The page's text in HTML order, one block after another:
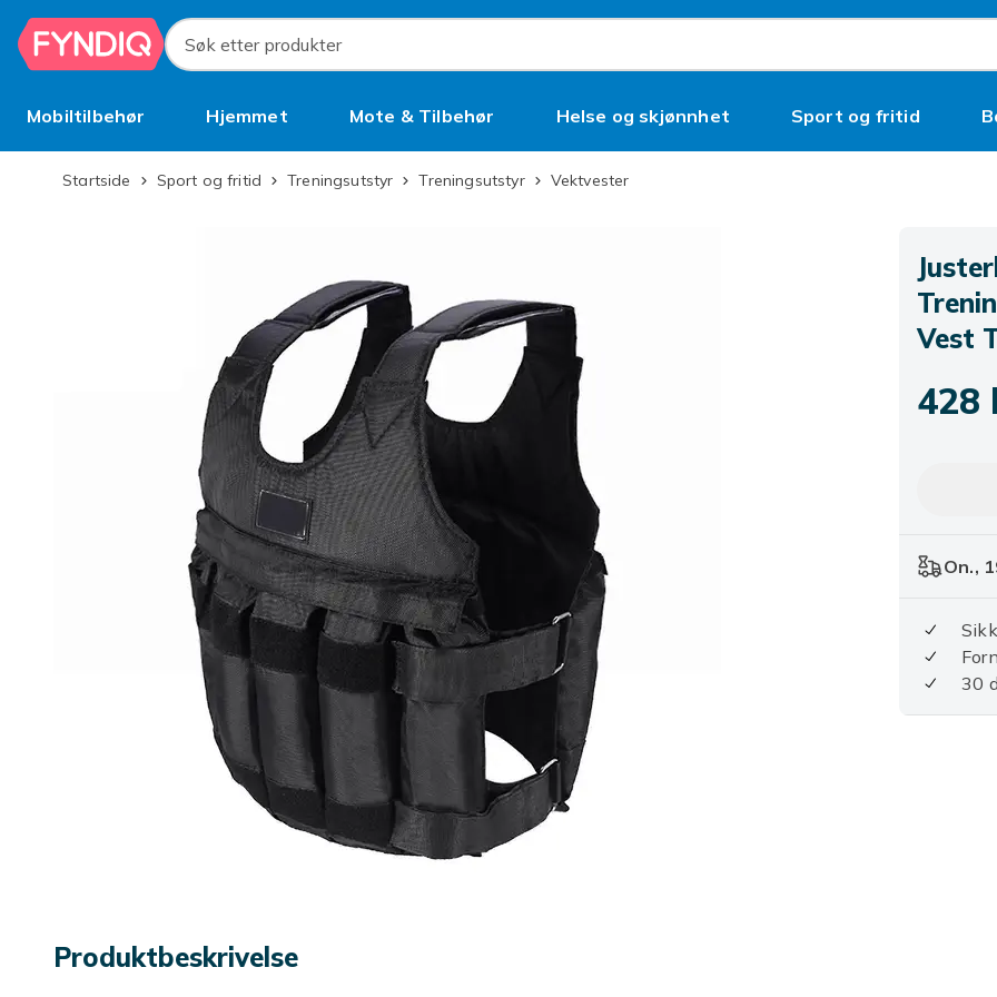
Hopp til hovedinnhold
Søk etter produkter
Mobiltilbehør Hjemmet Mote & Tilbehør Helse og skjønnhet Sport og fritid
BruktStartside Sport og fritid Treningsutstyr Treningsutstyr Vektvester
Produktbeskrivelse
Vest
428
On.,
30